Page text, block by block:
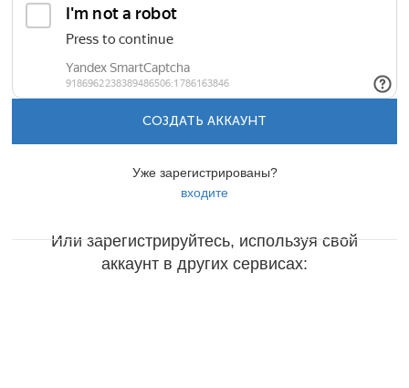
СОЗДАТЬ АККАУНТ
Уже зарегистрированы?
входите
Или зарегистрируйтесь, используя свой
аккаунт в других сервисах: